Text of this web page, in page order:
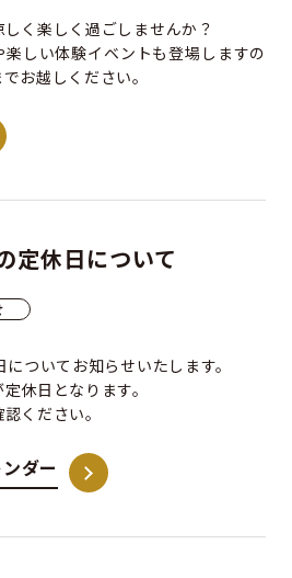
く楽しく過ごしませんか？
しい体験イベントも登場しますの
お越しください。
定休日について
ついてお知らせいたします。
休日となります。
ください。
ダー